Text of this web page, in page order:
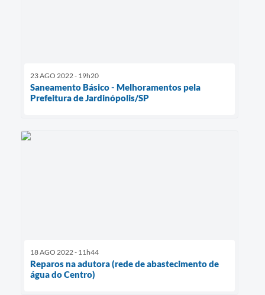
23 AGO 2022 - 19h20
Saneamento Básico - Melhoramentos pela
Prefeitura de Jardinópolis/SP
18 AGO 2022 - 11h44
Reparos na adutora (rede de abastecimento de
água do Centro)